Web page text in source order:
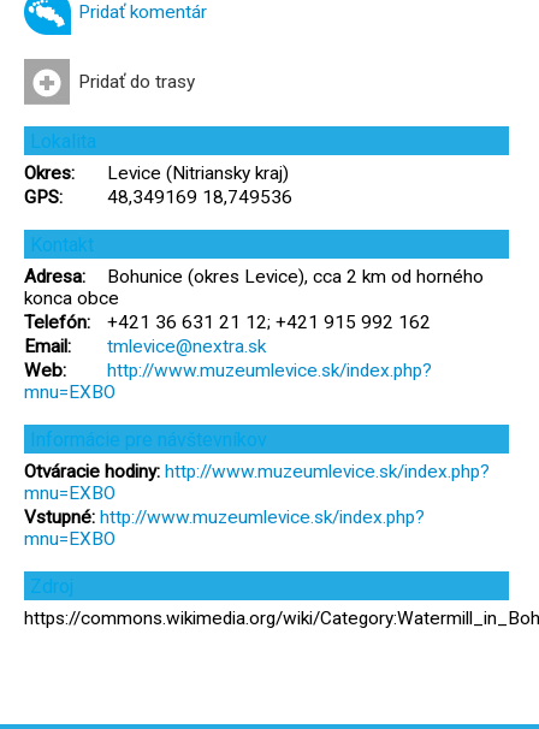
Pridať komentár
Pridať do trasy
Lokalita
Okres:
Levice (Nitriansky kraj)
GPS:
48,349169 18,749536
Kontakt
Adresa:
Bohunice (okres Levice), cca 2 km od horného
konca obce
Telefón:
+421 36 631 21 12; +421 915 992 162
Email:
tmlevice@nextra.sk
Web:
http://www.muzeumlevice.sk/index.php?
mnu=EXBO
Informácie pre návštevníkov
Otváracie hodiny: http://www.muzeumlevice.sk/index.php?
mnu=EXBO
Vstupné: http://www.muzeumlevice.sk/index.php?
mnu=EXBO
Zdroj
https://commons.wikimedia.org/wiki/